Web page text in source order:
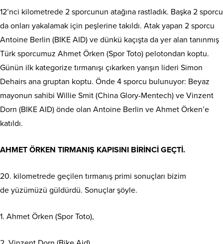
12’nci kilometrede 2 sporcunun atağına rastladık. Başka 2 sporcu
da onları yakalamak için peşlerine takıldı. Atak yapan 2 sporcu
Antoine Berlin (BIKE AID) ve dünkü kaçışta da yer alan tanınmış
Türk sporcumuz Ahmet Örken (Spor Toto) pelotondan koptu.
Günün ilk kategorize tırmanışı çıkarken yarışın lideri Simon
Dehairs ana gruptan koptu. Önde 4 sporcu bulunuyor: Beyaz
mayonun sahibi Willie Smit (China Glory-Mentech) ve Vinzent
Dorn (BIKE AID) önde olan Antoine Berlin ve Ahmet Örken’e
katıldı.
AHMET ÖRKEN TIRMANIŞ KAPISINI BİRİNCİ GEÇTİ.
20. kilometrede geçilen tırmanış primi sonuçları bizim
de yüzümüzü güldürdü. Sonuçlar şöyle.
1. Ahmet Örken (Spor Toto),